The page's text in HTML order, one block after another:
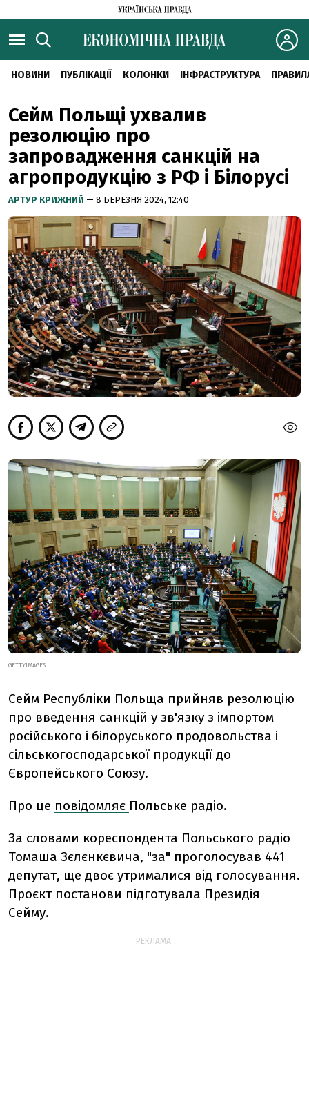
НОВИНИ ПУБЛІКАЦІЇ КОЛОНКИ ІНФРАСТРУКТУРА
Сейм Польщі ухвалив
резолюцію про
запровадження санкцій на
агропродукцію з РФ і Білорусі
АРТУР КРИЖНИЙ — 8 БЕРЕЗНЯ 2024, 12:40
GETTYIMAGES
Сейм Республіки Польща прийняв резолюцію
про введення санкцій у зв'язку з імпортом
російського і білоруського продовольства і
сільськогосподарської продукції до
Європейського Союзу.
Про це повідомляє Польське радіо.
За словами кореспондента Польського радіо
Томаша Зєлєнкєвича, "за" проголосував 441
депутат, ще двоє утрималися від голосування.
Проєкт постанови підготувала Президія
Сейму.
РЕКЛАМА: